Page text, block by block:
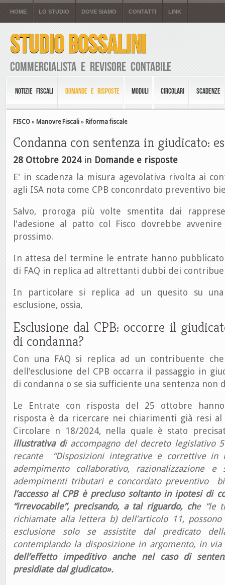
HOME LO STUDIO DOVE SIAMO CONTATTI LINK
STUDIO BOSSALINI
Commercialista e Revisore Contabile
NOTIZIE FISCALI DOMANDE E RISPOSTE MODULI CIRCOLARI SCADENZE
FISCO » Manovre Fiscali » Riforma fiscale
Condanna con sentenza in giudicato:
28 Ottobre 2024in Domande e risposte
E' in scadenza la misura agevolativa rivolta ai
agli ISA nota come CPB conconrdato preventivo
Salvo, proroga più volte smentita dai
l'adesione al patto col Fisco dovrebbe
prossimo.
In attesa del termine le entrate hanno
di FAQ in replica ad altrettanti dubbi dei
In particolare si replica ad un quesito su una
esclusione, ossia,
Esclusione dal CPB: occorre il
di condanna?
Con una FAQ si replica ad un contribuente
dell'esclusione del CPB occarra il passaggio in
di condanna o se sia sufficiente una sentenza non
Le Entrate con risposta del 25 ottobre
risposta è da ricercare nei chiarimenti già resi al
Circolare n 18/2024, nella quale è stato
illustrativa di accompagno del decreto legislativo
recante “Disposizioni integrative e correttive
adempimento collaborativo, razionalizzazione e
adempimenti tributari e concordato preventivo
l’accesso al CPB è precluso soltanto in ipotesi di
“irrevocabile”, precisando, a tal riguardo, che “le
richiamate alla lettera b) dell’articolo 11,
esclusione solo se assistite dal predicato
contemplando la disposizione in argomento, in
dell’effetto impeditivo anche nel caso di
presidiate dal giudicato».